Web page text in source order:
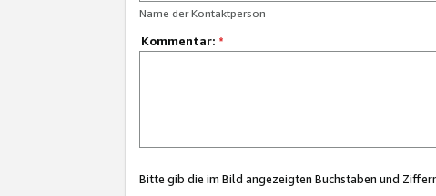
Name der Kontaktperson
Kommentar: *
Bitte gib die im Bild angezeigten Buchstaben und